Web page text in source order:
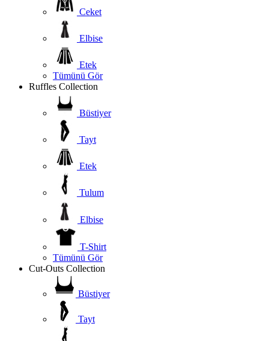
Ceket
Elbise
Etek
Tümünü Gör
Ruffles Collection
Büstiyer
Tayt
Etek
Tulum
Elbise
T-Shirt
Tümünü Gör
Cut-Outs Collection
Büstiyer
Tayt